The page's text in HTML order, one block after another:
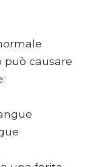
può causare